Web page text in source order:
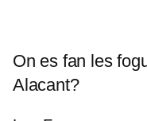
On es fan les
Alacant?